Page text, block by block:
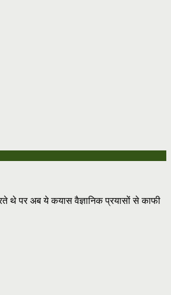
थे पर अब ये कयास वैज्ञानिक प्रयासों से काफी